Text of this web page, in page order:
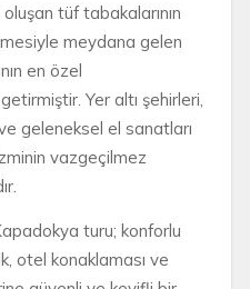
tüf tabakalarının
meydana gelen
en özel
Yer altı şehirleri,
geleneksel el sanatları
vazgeçilmez
turu; konforlu
otel konaklaması ve